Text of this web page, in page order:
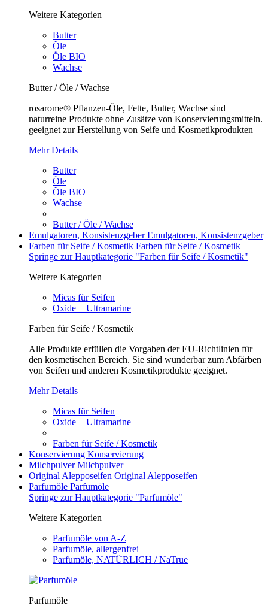
Weitere Kategorien
Butter
Öle
Öle BIO
Wachse
Butter / Öle / Wachse
rosarome® Pflanzen-Öle, Fette, Butter, Wachse sind
naturreine Produkte ohne Zusätze von Konservierungsmitteln.
geeignet zur Herstellung von Seife und Kosmetikprodukten
Mehr Details
Butter
Öle
Öle BIO
Wachse
Butter / Öle / Wachse
Emulgatoren, KonsistenzgeberEmulgatoren, Konsistenzgeber
Farben für Seife / Kosmetik Farben für Seife / Kosmetik
Springe zur Hauptkategorie "Farben für Seife / Kosmetik"
Weitere Kategorien
Micas für Seifen
Oxide + Ultramarine
Farben für Seife / Kosmetik
Alle Produkte erfüllen die Vorgaben der EU-Richtlinien für
den kosmetischen Bereich. Sie sind wunderbar zum Abfärben
von Seifen und anderen Kosmetikprodukte geeignet.
Mehr Details
Micas für Seifen
Oxide + Ultramarine
Farben für Seife / Kosmetik
Konservierung Konservierung
MilchpulverMilchpulver
Original Alepposeifen Original Alepposeifen
Parfumöle Parfumöle
Springe zur Hauptkategorie "Parfumöle"
Weitere Kategorien
Parfumöle von A-Z
Parfumöle, allergenfrei
Parfumöle, NATÜRLICH / NaTrue
Parfumöle